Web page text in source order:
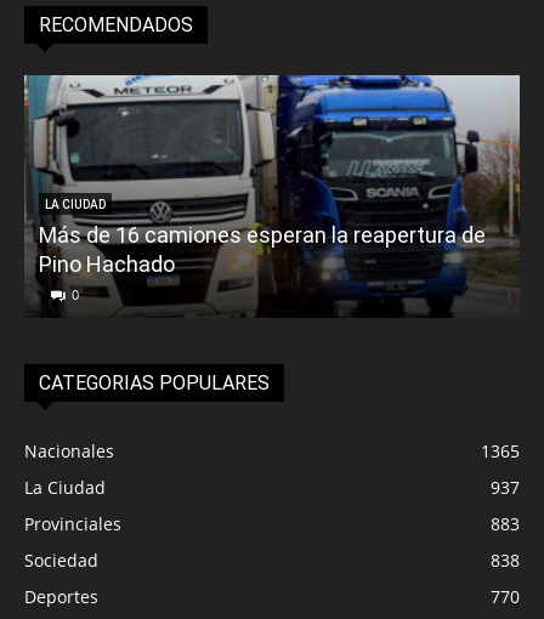
RECOMENDADOS
LA CIUDAD
Más de 16 camiones esperan la reapertura de
Pino Hachado
0
CATEGORIAS POPULARES
Nacionales
1365
La Ciudad
937
Provinciales
883
Sociedad
838
Deportes
770